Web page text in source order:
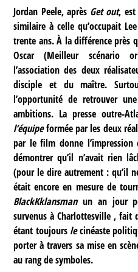
Jordan Peele, après Get out, est
similaire à celle qu’occupait
trente ans. À la différence près
Oscar (Meilleur scénario
l’association des deux
disciple et du maître.
l’opportunité de retrouver
ambitions. La presse outre-
l’équipeformée par les deux
par le film donne
démontrer qu’il n’avait rien
(pour le dire autrement : qu’il
était encore en mesure de
BlackKklansmanun an jour
survenus à Charlottesville , fait
étant toujours lecinéaste
porter à travers sa mise en
au rang de symboles.